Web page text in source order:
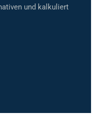
und kalkuliert